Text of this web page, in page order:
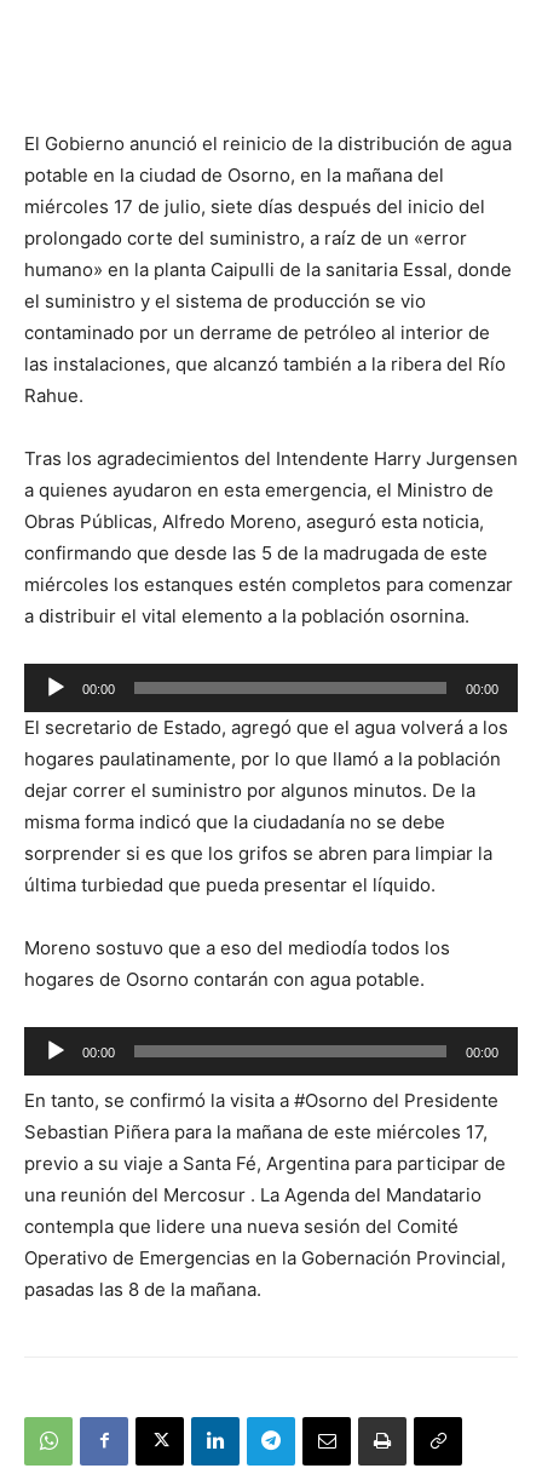
El Gobierno anunció el reinicio de la distribución de agua
potable en la ciudad de Osorno, en la mañana del
miércoles 17 de julio, siete días después del inicio del
prolongado corte del suministro, a raíz de un «error
humano» en la planta Caipulli de la sanitaria Essal, donde
el suministro y el sistema de producción se vio
contaminado por un derrame de petróleo al interior de
las instalaciones, que alcanzó también a la ribera del Río
Rahue.
Tras los agradecimientos del Intendente Harry Jurgensen
a quienes ayudaron en esta emergencia, el Ministro de
Obras Públicas, Alfredo Moreno, aseguró esta noticia,
confirmando que desde las 5 de la madrugada de este
miércoles los estanques estén completos para comenzar
a distribuir el vital elemento a la población osornina.
Reproductor
de
audio
00:00 00:00
El secretario de Estado, agregó que el agua volverá a los
hogares paulatinamente, por lo que llamó a la población
dejar correr el suministro por algunos minutos. De la
misma forma indicó que la ciudadanía no se debe
sorprender si es que los grifos se abren para limpiar la
última turbiedad que pueda presentar el líquido.
Moreno sostuvo que a eso del mediodía todos los
hogares de Osorno contarán con agua potable.
Reproductor
de
audio
00:00 00:00
En tanto, se confirmó la visita a #Osorno del Presidente
Sebastian Piñera para la mañana de este miércoles 17,
previo a su viaje a Santa Fé, Argentina para participar de
una reunión del Mercosur . La Agenda del Mandatario
contempla que lidere una nueva sesión del Comité
Operativo de Emergencias en la Gobernación Provincial,
pasadas las 8 de la mañana.